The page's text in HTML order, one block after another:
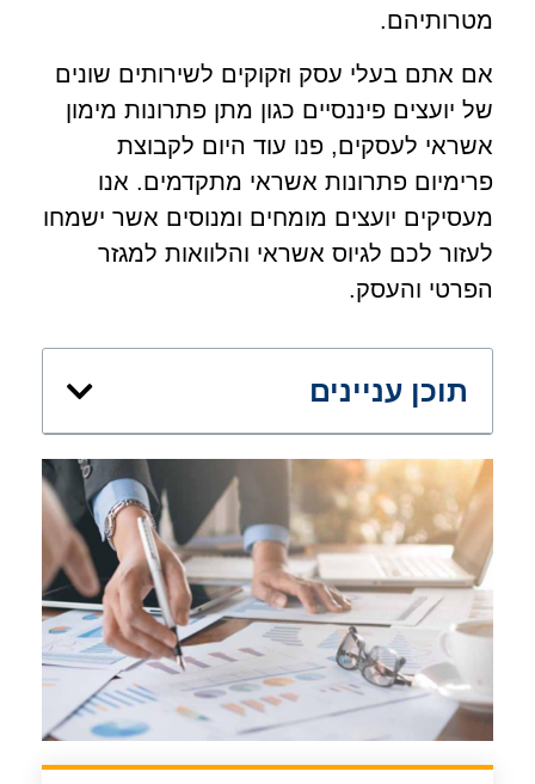
מטרותיהם.
אם אתם בעלי עסק וזקוקים לשירותים שונים
של יועצים פיננסיים כגון מתן פתרונות מימון
אשראי לעסקים, פנו עוד היום לקבוצת
פרימיום פתרונות אשראי מתקדמים. אנו
מעסיקים יועצים מומחים ומנוסים אשר ישמחו
לעזור לכם לגיוס אשראי והלוואות למגזר
הפרטי והעסק.
תוכן עניינים